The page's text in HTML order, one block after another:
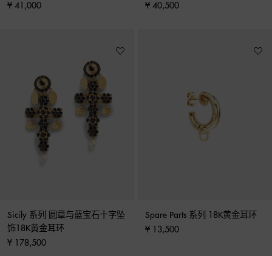
¥ 41,000
¥ 40,500
Sicily 系列 圆章与蓝宝石十字坠
饰18K黄金耳环
¥ 178,500
Spare Parts 系列 18K黄金耳环
¥ 13,500